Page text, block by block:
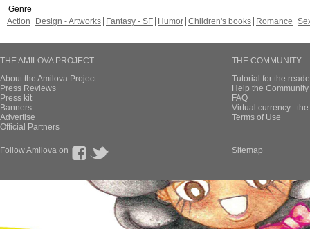
Genre
Action
Design - Artworks Fantasy - SF Humor Children's books Romance
THE AMILOVA PROJECT
About the Amilova Project
Press Reviews
Press kit
Banners
Advertise
Official Partners
THE COMMUNITY
Tutorial for the
Help the
FAQ
Virtual currency :
Terms of Use
Follow Amilova on Sitemap